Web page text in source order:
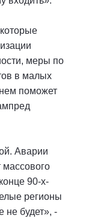
меры по
в малых
поможет
Аварии
массового
90-х-
регионы
не будет», -